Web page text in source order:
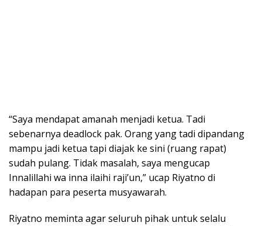
“Saya mendapat amanah menjadi ketua. Tadi
sebenarnya deadlock pak. Orang yang tadi dipandang
mampu jadi ketua tapi diajak ke sini (ruang rapat)
sudah pulang. Tidak masalah, saya mengucap
Innalillahi wa inna ilaihi raji’un,” ucap Riyatno di
hadapan para peserta musyawarah.
Riyatno meminta agar seluruh pihak untuk selalu